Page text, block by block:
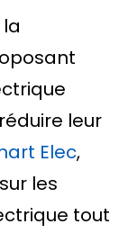
leur
Elec,
les
tout